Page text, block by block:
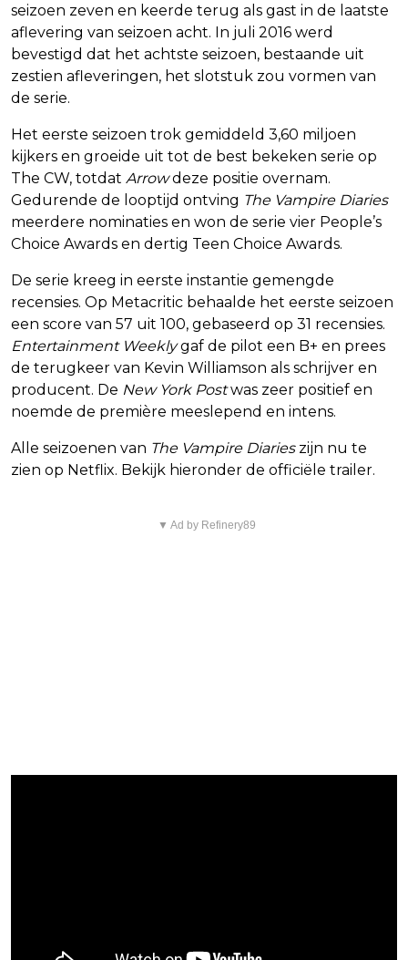
seizoen zeven en keerde terug als gast in de laatste
aflevering van seizoen acht. In juli 2016 werd
bevestigd dat het achtste seizoen, bestaande uit
zestien afleveringen, het slotstuk zou vormen van
de serie.
Het eerste seizoen trok gemiddeld 3,60 miljoen
kijkers en groeide uit tot de best bekeken serie op
The CW, totdat Arrowdeze positie overnam.
Gedurende de looptijd ontving The Vampire Diaries
meerdere nominaties en won de serie vier People’s
Choice Awards en dertig Teen Choice Awards.
De serie kreeg in eerste instantie gemengde
recensies. Op Metacritic behaalde het eerste seizoen
een score van 57 uit 100, gebaseerd op 31 recensies.
Entertainment Weeklygaf de pilot een B+ en prees
de terugkeer van Kevin Williamson als schrijver en
producent. De New York Postwas zeer positief en
noemde de première meeslepend en intens.
Alle seizoenen van The Vampire Diarieszijn nu te
zien op Netflix. Bekijk hieronder de officiële trailer.
▼ Ad by Refinery89